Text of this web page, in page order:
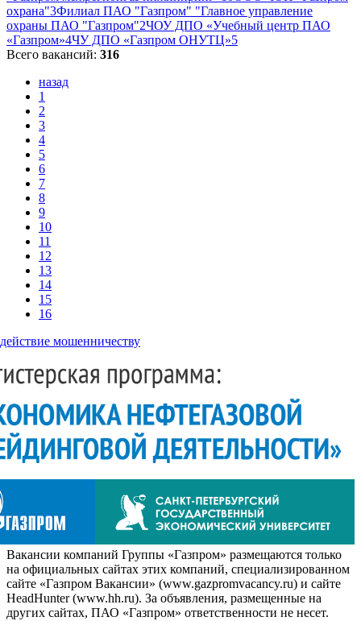
охрана"3Филиал ПАО "Газпром" "Главное управление
охраны ПАО "Газпром"2ЧОУ ДПО «Учебный центр ПАО
«Газпром»4ЧУ ДПО «Газпром ОНУТЦ»5
Всего вакансий: 316
назад
1
2
3
4
5
6
7
8
9
10
11
12
13
14
15
16
мошенничеству
Вакансии компаний Группы «Газпром» размещаются только
на официальных сайтах этих компаний, специализированном
сайте «Газпром Вакансии» (www.gazpromvacancy.ru) и сайте
HeadHunter (www.hh.ru). За объявления, размещенные на
других сайтах, ПАО «Газпром» ответственности не несет.